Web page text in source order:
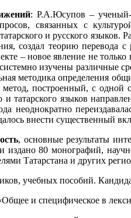
: Р.А.Юсупов – ученый-
связанных с
и русского
создал теорию перевода
– новое явление не
изучены различные
методика определения
метод, построенный, с
и татарского языков
неоднократно
внести существенный
, основные результаты
80 монографий,
Татарстана и других
учебных пособий.
и специфическое в